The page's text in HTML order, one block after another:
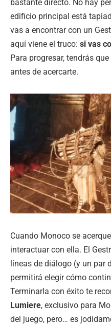
bastante directo. No hay
edificio principal está
vas a encontrar con un
aquí viene el truco: si vas
Para progresar, tendrás
antes de acercarte.
Cuando Monoco se
interactuar con ella. El
líneas de diálogo (y un par
permitirá elegir cómo
Terminarla con éxito te
Lumiere, exclusivo para
del juego, pero… es